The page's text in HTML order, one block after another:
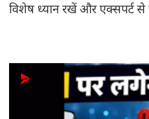
विशेष ध्यान रखें और एक्सपर्ट से